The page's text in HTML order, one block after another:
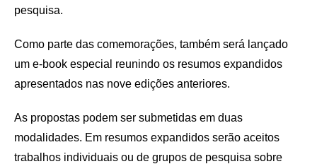
pesquisa.
Como parte das comemorações, também será lançado
um e-book especial reunindo os resumos expandidos
apresentados nas nove edições anteriores.
As propostas podem ser submetidas em duas
modalidades. Em resumos expandidos serão aceitos
trabalhos individuais ou de grupos de pesquisa sobre